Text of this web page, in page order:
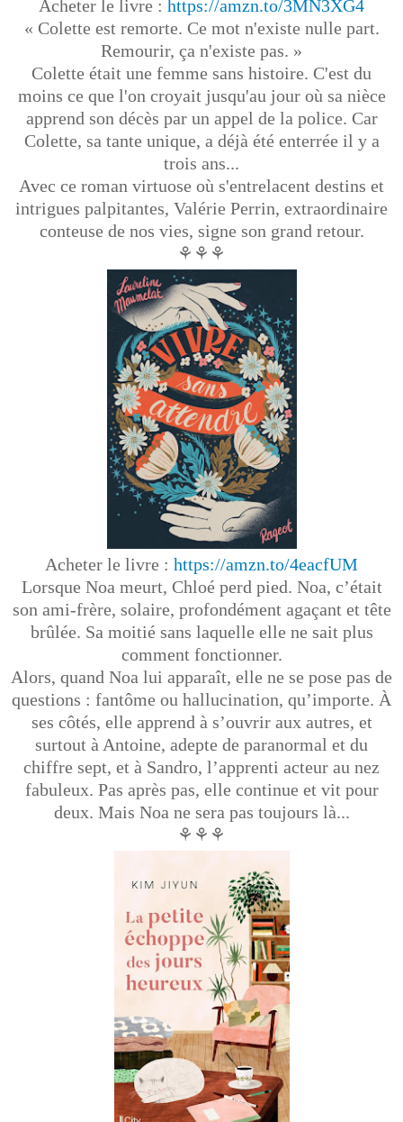
Acheter le livre : https://amzn.to/3MN3XG4
« Colette est remorte. Ce mot n'existe nulle part.
Remourir, ça n'existe pas. »
Colette était une femme sans histoire. C'est du
moins ce que l'on croyait jusqu'au jour où sa nièce
apprend son décès par un appel de la police. Car
Colette, sa tante unique, a déjà été enterrée il y a
trois ans...
Avec ce roman virtuose où s'entrelacent destins et
intrigues palpitantes, Valérie Perrin, extraordinaire
conteuse de nos vies, signe son grand retour.
⚘⚘⚘
Acheter le livre : https://amzn.to/4eacfUM
Lorsque Noa meurt, Chloé perd pied. Noa, c’était
son ami-frère, solaire, profondément agaçant et tête
brûlée. Sa moitié sans laquelle elle ne sait plus
comment fonctionner.
Alors, quand Noa lui apparaît, elle ne se pose pas de
questions : fantôme ou hallucination, qu’importe. À
ses côtés, elle apprend à s’ouvrir aux autres, et
surtout à Antoine, adepte de paranormal et du
chiffre sept, et à Sandro, l’apprenti acteur au nez
fabuleux. Pas après pas, elle continue et vit pour
deux. Mais Noa ne sera pas toujours là...
⚘⚘⚘